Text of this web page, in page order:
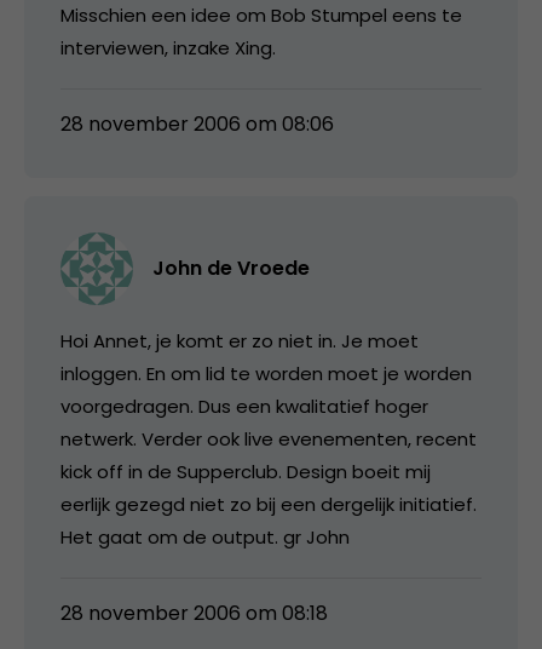
Misschien een idee om Bob Stumpel eens te
interviewen, inzake Xing.
28 november 2006 om 08:06
John de Vroede
Hoi Annet, je komt er zo niet in. Je moet
inloggen. En om lid te worden moet je worden
voorgedragen. Dus een kwalitatief hoger
netwerk. Verder ook live evenementen, recent
kick off in de Supperclub. Design boeit mij
eerlijk gezegd niet zo bij een dergelijk initiatief.
Het gaat om de output. gr John
28 november 2006 om 08:18